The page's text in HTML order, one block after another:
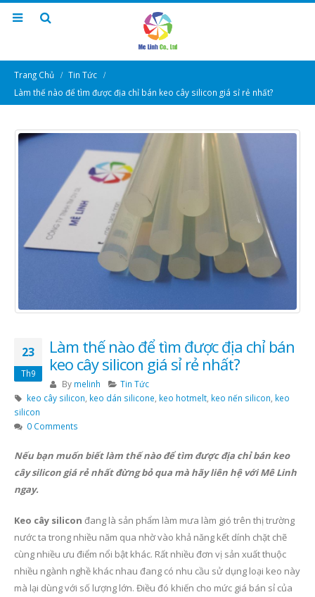
Trang Chủ
Tin Tức
Làm thế nào để tìm được địa chỉ bán keo cây silicon giá sỉ rẻ nhất?
23
Th9
Làm thế nào để tìm được địa chỉ bán
keo cây silicon giá sỉ rẻ nhất?
By melinh
Tin Tức
keo cây silicon keo dán silicone keo hotmelt, keo nến silicon keo
silicon
0 Comments
Nếu bạn muốn biết làm thế nào để tìm được địa chỉ bán keo
cây silicon giá rẻ nhất đừng bỏ qua mà hãy liên hệ với Mê Linh
ngay.
Keo cây silicon đang là sản phẩm làm mưa làm gió trên thị trường
nước ta trong nhiều năm qua nhờ vào khả năng kết dính chặt chẽ
cùng nhiều ưu điểm nổi bật khác. Rất nhiều đơn vị sản xuất thuộc
nhiều ngành nghề khác nhau đang có nhu cầu sử dụng loại keo này
mà lại dùng với số lượng lớn. Điều đó khiến cho mức giá bán sỉ của